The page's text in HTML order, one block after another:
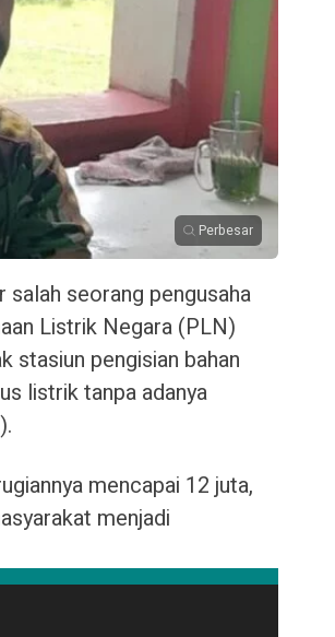
Perbesar
salah seorang pengusaha
Listrik Negara (PLN)
stasiun pengisian bahan
listrik tanpa adanya
mencapai 12 juta,
menjadi